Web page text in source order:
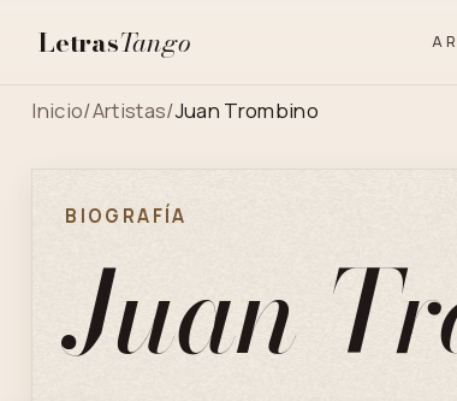
LetrasTango
Inicio/Artistas/Juan Trombino
BIOGRAFÍA
Juan